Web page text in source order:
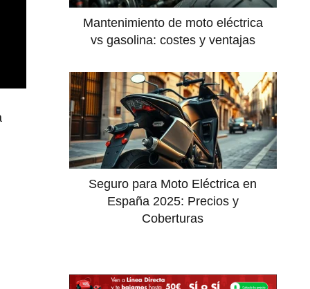
Mantenimiento de moto eléctrica
vs gasolina: costes y ventajas
Seguro para Moto Eléctrica en
España 2025: Precios y
Coberturas